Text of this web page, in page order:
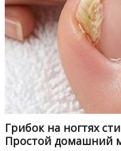
Грибок на ногтях
Простой домашний